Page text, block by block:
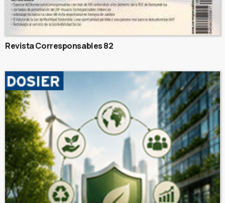
Revista Corresponsables 82